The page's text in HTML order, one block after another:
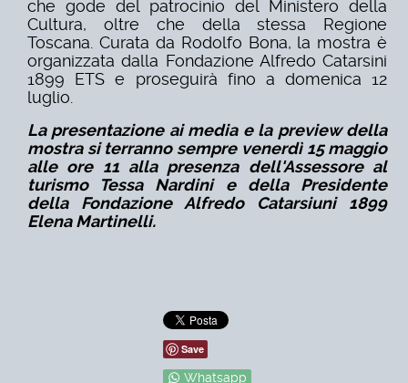
che gode del patrocinio del Ministero della
Cultura, oltre che della stessa Regione
Toscana. Curata da Rodolfo Bona, la mostra è
organizzata dalla Fondazione Alfredo Catarsini
1899 ETS e proseguirà fino a domenica 12
luglio.
La presentazione ai media e la preview della
mostra si terranno sempre venerdì 15 maggio
alle ore 11 alla presenza dell'Assessore al
turismo Tessa Nardini e della Presidente
della Fondazione Alfredo Catarsiuni 1899
Elena Martinelli.
Save
Whatsapp